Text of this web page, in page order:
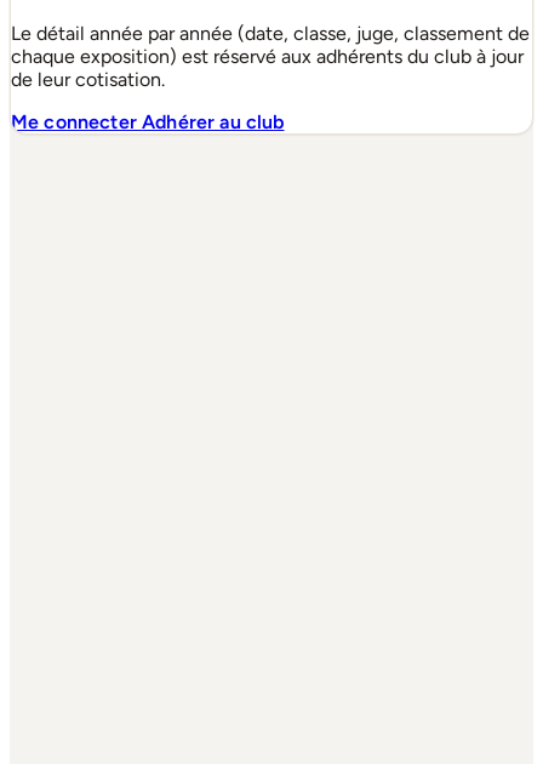
Le détail année par année (date, classe, juge, classement de
chaque exposition) est réservé aux adhérents du club à jour
de leur cotisation.
Me connecterAdhérer au club